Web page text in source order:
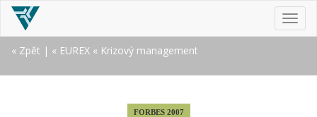
« Zpět | « EUREX « Krizový management
FORBES 2007